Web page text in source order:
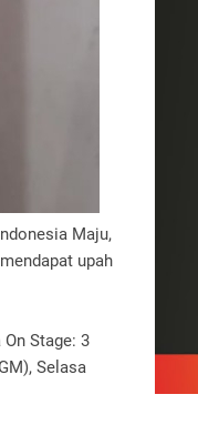
Maju,
upah
Stage: 3
Selasa